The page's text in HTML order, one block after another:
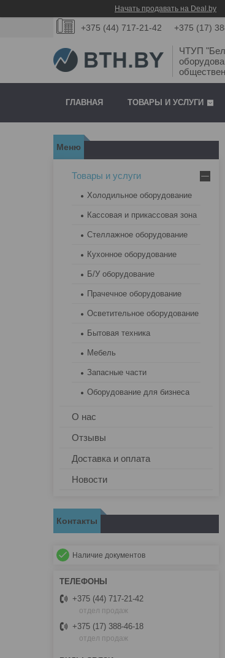
Начать продавать на Deal.by
+375 (44) 717-21-42 +375 (17)
ЧТУП
ГЛАВНАЯ ТОВАРЫ И УСЛУГИ
Товары и услуги
Холодильное оборудование
Кассовая и прикассовая зона
Стеллажное оборудование
Кухонное оборудование
Б/У оборудование
Прачечное оборудование
Осветительное оборудование
Бытовая техника
Мебель
Запасные части
Оборудование для бизнеса
О нас
Отзывы
Доставка и оплата
Новости
Контакты
Наличие документов
+375 (44) 717-21-42
отдел продаж
+375 (17) 388-46-18
отдел продаж